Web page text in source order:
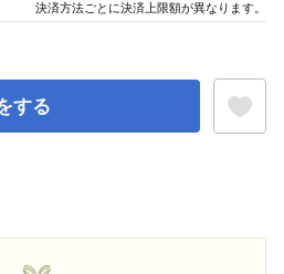
する
決済方法ごとに決済上限額が異なります。